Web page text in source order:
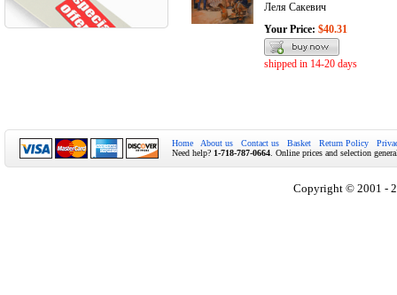
Леля Сакевич
Your Price: $40.31
shipped in 14-20 days
Home About us Contact us Basket Return Policy
Need help? 1-718-787-0664 . Online prices and selection
Copyright © 2001 -